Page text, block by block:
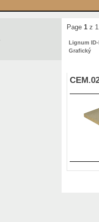
Page 1 z
Lignum
Grafický